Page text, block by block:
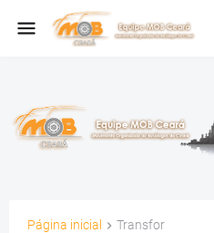
Página inicial Transfor